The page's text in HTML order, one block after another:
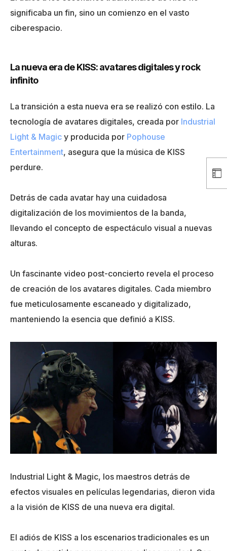
significaba un fin, sino un comienzo en el vasto
ciberespacio.
La nueva era de KISS: avatares digitales y rock
infinito
La transición a esta nueva era se realizó con estilo. La
tecnología de avatares digitales, creada por Industrial
Light & Magic y producida por Pophouse
Entertainment, asegura que la música de KISS
perdure.
Detrás de cada avatar hay una cuidadosa
digitalización de los movimientos de la banda,
llevando el concepto de espectáculo visual a nuevas
alturas.
Un fascinante video post-concierto revela el proceso
de creación de los avatares digitales. Cada miembro
fue meticulosamente escaneado y digitalizado,
manteniendo la esencia que definió a KISS.
Industrial Light & Magic, los maestros detrás de
efectos visuales en películas legendarias, dieron vida
a la visión de KISS de una nueva era digital.
El adiós de KISS a los escenarios tradicionales es un